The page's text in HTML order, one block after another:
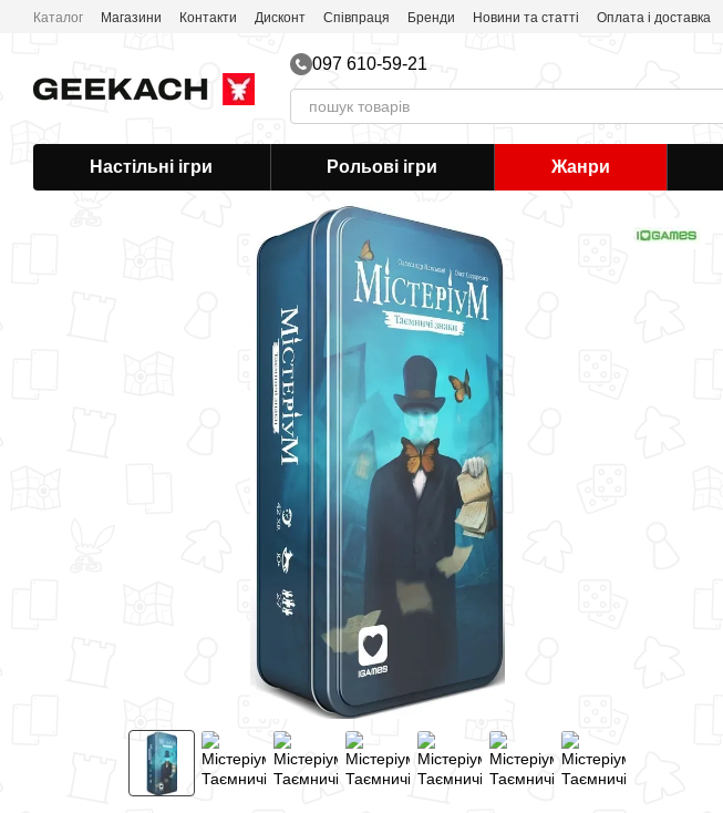
Перейти до основного контенту
Каталог Магазини Контакти Дисконт Співпраця Бренди Новини та статті Оплата і доставка
097 610-59-21
Настільні ігри Рольові ігри Жанри